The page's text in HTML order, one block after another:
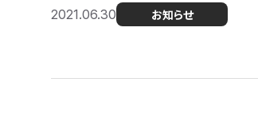
2021.06.30 お知らせ